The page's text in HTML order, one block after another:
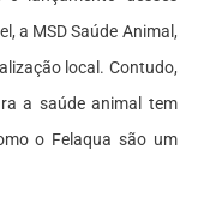
a MSD Saúde Animal,
local. Contudo,
a saúde animal tem
o Felaqua são um